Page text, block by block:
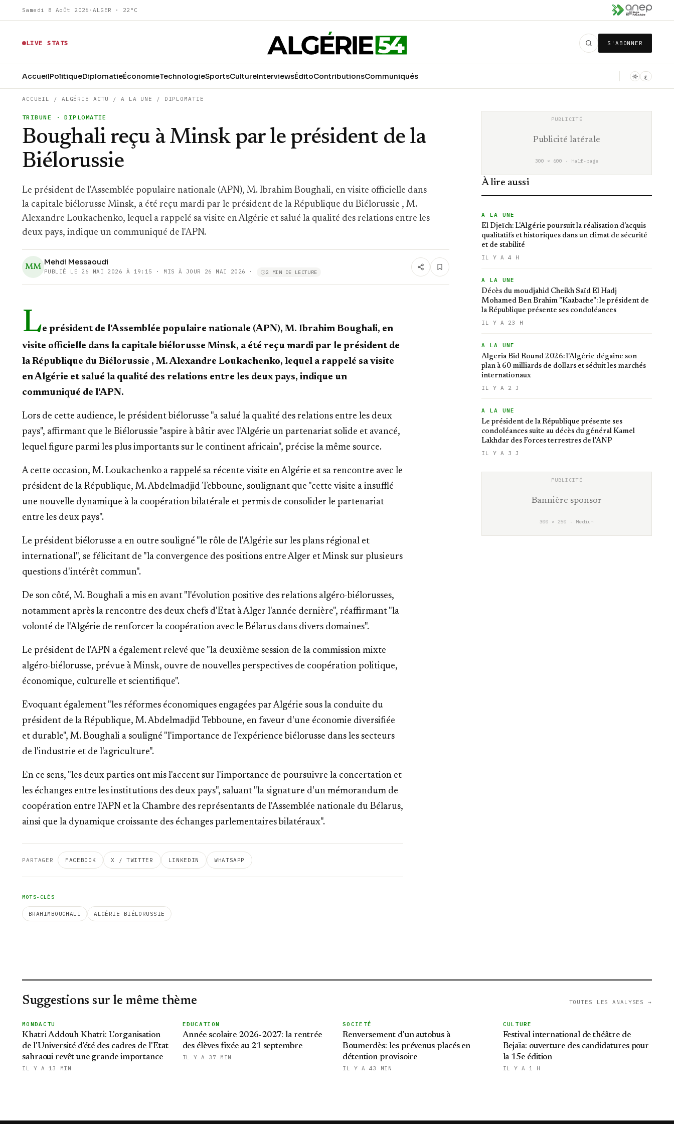
Samedi 8 Août 2026 ·ALGER · 22°C
LIVE STATS S'ABONNER
AccueilPolitiqueDiplomatieÉconomieTechnologieSportsCultureInterviewsÉditoContributionsCommuniqués ع
ACCUEIL / ALGÉRIE ACTU /A LA UNE / DIPLOMATIE
TRIBUNE · DIPLOMATIE
Boughali reçu à Minsk par le président de la
Biélorussie
Le président de l'Assemblée populaire nationale (APN), M. Ibrahim Boughali, en visite officielle dans
la capitale biélorusse Minsk, a été reçu mardi par le président de la République du Biélorussie , M.
Alexandre Loukachenko, lequel a rappelé sa visite en Algérie et salué la qualité des relations entre les
deux pays, indique un communiqué de l'APN.
MM
Mehdi Messaoudi
PUBLIÉ LE 26 MAI 2026 À 19:15 · MIS À JOUR 26 MAI 2026 · 2 MIN DE LECTURE
Le président de l'Assemblée populaire nationale (APN), M. Ibrahim Boughali, en
visite officielle dans la capitale biélorusse Minsk, a été reçu mardi par le président de
la République du Biélorussie , M. Alexandre Loukachenko, lequel a rappelé sa visite
en Algérie et salué la qualité des relations entre les deux pays, indique un
communiqué de l'APN.
Lors de cette audience, le président biélorusse "a salué la qualité des relations entre les deux
pays", affirmant que le Biélorussie "aspire à bâtir avec l'Algérie un partenariat solide et avancé,
lequel figure parmi les plus importants sur le continent africain", précise la même source.
A cette occasion, M. Loukachenko a rappelé sa récente visite en Algérie et sa rencontre avec le
président de la République, M. Abdelmadjid Tebboune, soulignant que "cette visite a insufflé
une nouvelle dynamique à la coopération bilatérale et permis de consolider le partenariat
entre les deux pays".
Le président biélorusse a en outre souligné "le rôle de l'Algérie sur les plans régional et
international", se félicitant de "la convergence des positions entre Alger et Minsk sur plusieurs
questions d'intérêt commun".
De son côté, M. Boughali a mis en avant "l'évolution positive des relations algéro-biélorusses,
notamment après la rencontre des deux chefs d'Etat à Alger l'année dernière", réaffirmant "la
volonté de l'Algérie de renforcer la coopération avec le Bélarus dans divers domaines".
Le président de l'APN a également relevé que "la deuxième session de la commission mixte
algéro-biélorusse, prévue à Minsk, ouvre de nouvelles perspectives de coopération politique,
économique, culturelle et scientifique".
Evoquant également "les réformes économiques engagées par Algérie sous la conduite du
président de la République, M. Abdelmadjid Tebboune, en faveur d'une économie diversifiée
et durable", M. Boughali a souligné "l'importance de l'expérience biélorusse dans les secteurs
de l'industrie et de l'agriculture".
En ce sens, "les deux parties ont mis l'accent sur l'importance de poursuivre la concertation et
les échanges entre les institutions des deux pays", saluant "la signature d'un mémorandum de
coopération entre l'APN et la Chambre des représentants de l'Assemblée nationale du Bélarus,
ainsi que la dynamique croissante des échanges parlementaires bilatéraux".
PARTAGER FACEBOOK X / TWITTER LINKEDIN WHATSAPP
MOTS-CLÉS
BRAHIMBOUGHALI ALGÉRIE-BIÉLORUSSIE
Publicité latérale
300 × 600 · Half-page
À lire aussi
A LA UNE
El Djeïch: L'Algérie poursuit la réalisation d'acquis
qualitatifs et historiques dans un climat de sécurité
et de stabilité
IL Y A 4 H
A LA UNE
Décès du moudjahid Cheikh Saïd El Hadj
Mohamed Ben Brahim "Kaabache": le président de
la République présente ses condoléances
IL Y A 23 H
A LA UNE
Algeria Bid Round 2026: l'Algérie dégaine son
plan à 60 milliards de dollars et séduit les marchés
internationaux
IL Y A 2 J
A LA UNE
Le président de la République présente ses
condoléances suite au décès du général Kamel
Lakhdar des Forces terrestres de l'ANP
IL Y A 3 J
Bannière sponsor
300 × 250 · Medium
Suggestions sur le même thème TOUTES LES ANALYSES →
MONDACTU
Khatri Addouh Khatri: L'organisation
de l'Université d'été des cadres de l'Etat
sahraoui revêt une grande importance
IL Y A 13 MIN
EDUCATION
Année scolaire 2026-2027: la rentrée
des élèves fixée au 21 septembre
IL Y A 37 MIN
SOCIETÉ
Renversement d'un autobus à
Boumerdès: les prévenus placés en
détention provisoire
IL Y A 43 MIN
CULTURE
Festival international de théâtre de
Bejaïa: ouverture des candidatures pour
la 15e édition
IL Y A 1 H